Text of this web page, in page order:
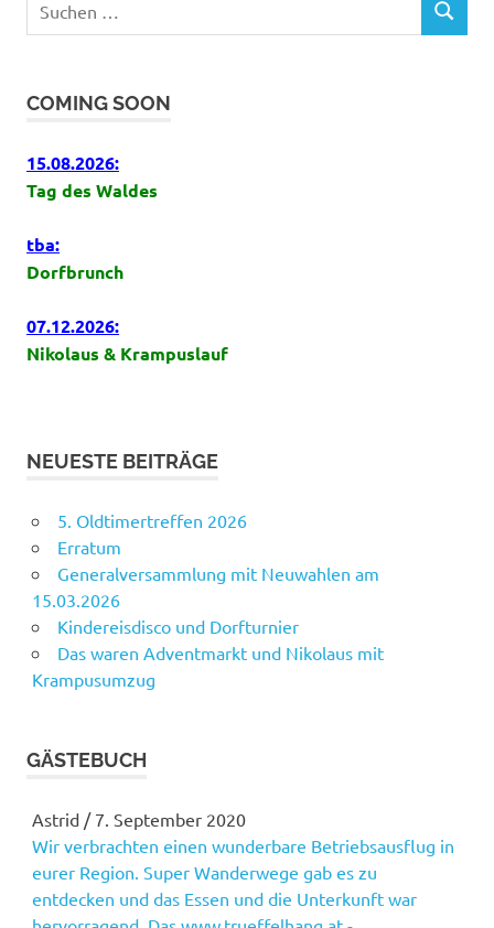
nach:
SUCHEN
COMING SOON
15.08.2026:
Tag des Waldes
tba:
Dorfbrunch
07.12.2026:
Nikolaus & Krampuslauf
NEUESTE BEITRÄGE
5. Oldtimertreffen 2026
Erratum
Generalversammlung mit Neuwahlen am
15.03.2026
Kindereisdisco und Dorfturnier
Das waren Adventmarkt und Nikolaus mit
Krampusumzug
GÄSTEBUCH
Astrid/ 7. September 2020
Wir verbrachten einen wunderbare Betriebsausflug in
eurer Region. Super Wanderwege gab es zu
entdecken und das Essen und die Unterkunft war